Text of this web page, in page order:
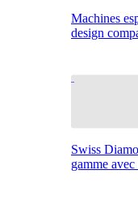
Machines
design
Swiss
gamme